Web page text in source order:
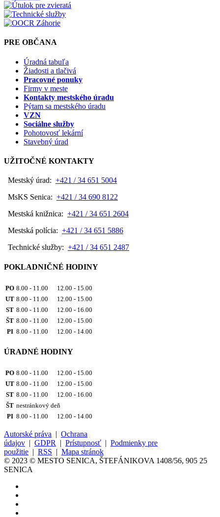
PRE OBČANA
Úradná tabuľa
Žiadosti a tlačivá
Pracovné ponuky
Firmy v meste
Kontakty mestského úradu
Pýtam sa mestského úradu
VZN
Sociálne služby
Pohotovosť lekární
Stavebný úrad
UŽITOČNÉ KONTAKTY
Mestský úrad: +421 / 34 651 5004
MsKS Senica: +421 / 34 690 8122
Mestská knižnica: +421 / 34 651 2604
Mestská polícia: +421 / 34 651 5886
Technické služby: +421 / 34 651 2487
POKLADNIČNÉ HODINY
PO 8.00 - 11.00 12.00 - 15.00
UT 8.00 - 11.00 12.00 - 15.00
ST 8.00 - 11.00 12.00 - 16.00
ŠT 8.00 - 11.00 12.00 - 15.00
PI 8.00 - 11.00 12.00 - 14.00
ÚRADNÉ HODINY
PO 8.00 - 11.00 12.00 - 15.00
UT 8.00 - 11.00 12.00 - 15.00
ST 8.00 - 11.00 12.00 - 16.00
ŠT nestránkový deň
PI 8.00 - 11.00 12.00 - 14.00
Autorské práva | Ochrana
údajov | GDPR | Prístupnosť | Podmienky pre
použitie | RSS | Mapa stránok
© 2023 © MESTO SENICA, ŠTEFÁNIKOVA 1408/56, 905 25
SENICA